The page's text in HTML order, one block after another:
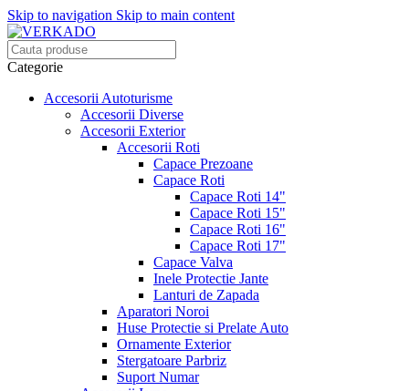
Skip to navigation Skip to main content
Categorie
Accesorii Autoturisme
Accesorii Diverse
Accesorii Exterior
Accesorii Roti
Capace Prezoane
Capace Roti
Capace Roti 14"
Capace Roti 15"
Capace Roti 16"
Capace Roti 17"
Capace Valva
Inele Protectie Jante
Lanturi de Zapada
Aparatori Noroi
Huse Protectie si Prelate Auto
Ornamente Exterior
Stergatoare Parbriz
Suport Numar